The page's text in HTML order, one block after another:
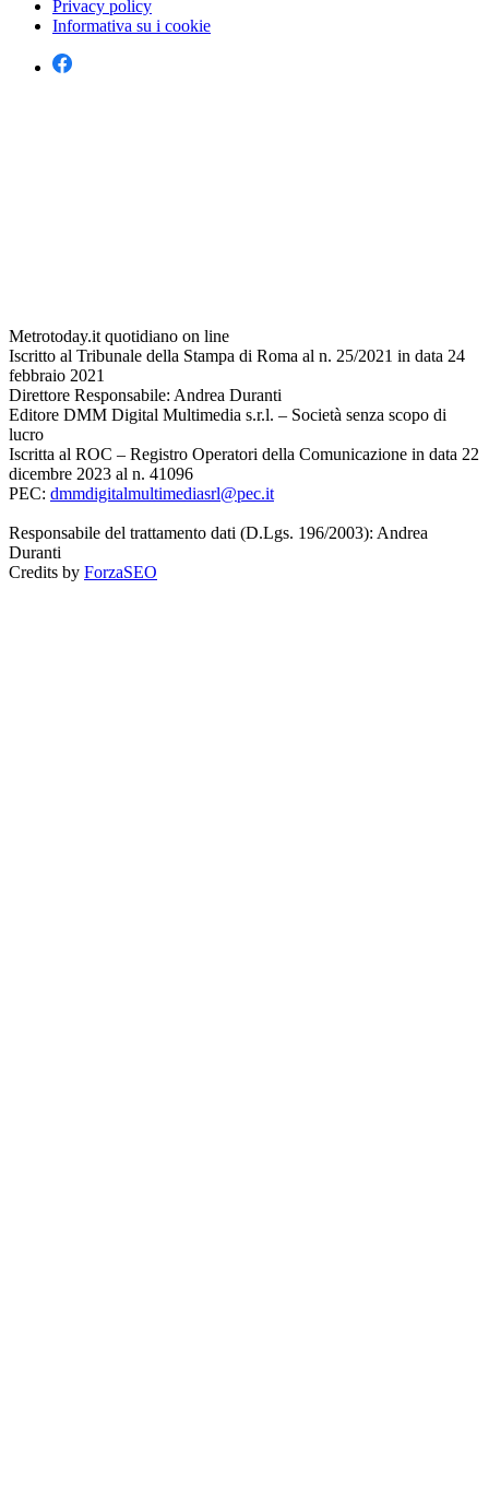
Privacy policy
Informativa su i cookie
Metrotoday.it quotidiano on line
Iscritto al Tribunale della Stampa di Roma al n. 25/2021 in data 24
febbraio 2021
Direttore Responsabile: Andrea Duranti
Editore DMM Digital Multimedia s.r.l. – Società senza scopo di
lucro
Iscritta al ROC – Registro Operatori della Comunicazione in data 22
dicembre 2023 al n. 41096
PEC: dmmdigitalmultimediasrl@pec.it
Responsabile del trattamento dati (D.Lgs. 196/2003): Andrea
Duranti
Credits by ForzaSEO